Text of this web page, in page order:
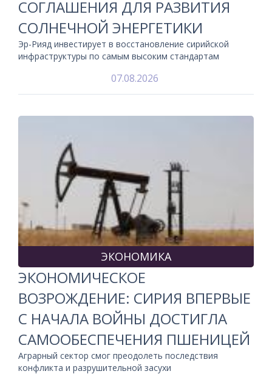
СОГЛАШЕНИЯ ДЛЯ РАЗВИТИЯ
СОЛНЕЧНОЙ ЭНЕРГЕТИКИ
Эр-Рияд инвестирует в восстановление сирийской
инфраструктуры по самым высоким стандартам
07.08.2026
ЭКОНОМИКА
ЭКОНОМИЧЕСКОЕ
ВОЗРОЖДЕНИЕ: СИРИЯ ВПЕРВЫЕ
С НАЧАЛА ВОЙНЫ ДОСТИГЛА
САМООБЕСПЕЧЕНИЯ ПШЕНИЦЕЙ
Аграрный сектор смог преодолеть последствия
конфликта и разрушительной засухи